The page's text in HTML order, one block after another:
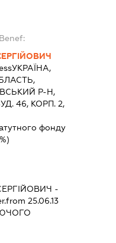
УКРАЇНА,
Р-Н,
46, КОРП. 2,
фонду
-
25.06.13